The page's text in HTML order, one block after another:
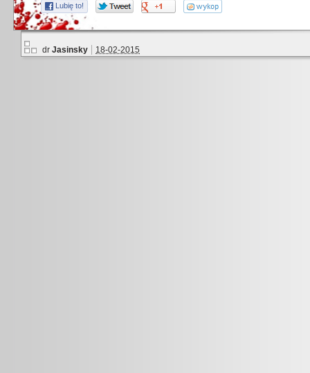
Lubię to!
dr Jasinsky 18-02-2015